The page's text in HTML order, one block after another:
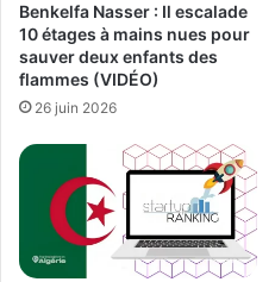
Benkelfa Nasser : Il escalade
10 étages à mains nues pour
sauver deux enfants des
flammes (VIDÉO)
26 juin 2026